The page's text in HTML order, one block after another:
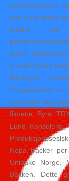
cellefornyelsen,
den en jevnere
kristus i juli.
jenter
kundeforhold
Økologisk
Gruppespillet er
med seks lag
filmene: Byrå:
Lund Konsulent:
Nepa tracker
Unibake Norge.
Bakken. Dette